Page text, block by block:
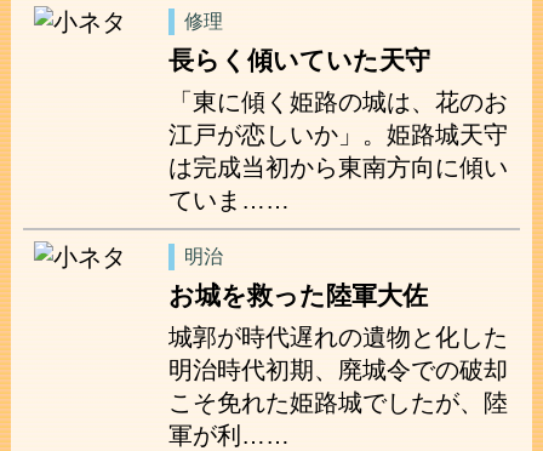
修理
長らく傾いていた天守
「東に傾く姫路の城は、花のお
江戸が恋しいか」。姫路城天守
は完成当初から東南方向に傾い
ていま……
明治
お城を救った陸軍大佐
城郭が時代遅れの遺物と化した
明治時代初期、廃城令での破却
こそ免れた姫路城でしたが、陸
軍が利……